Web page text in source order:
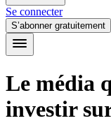
Se connecter
S’abonner gratuitement
Le média
investir